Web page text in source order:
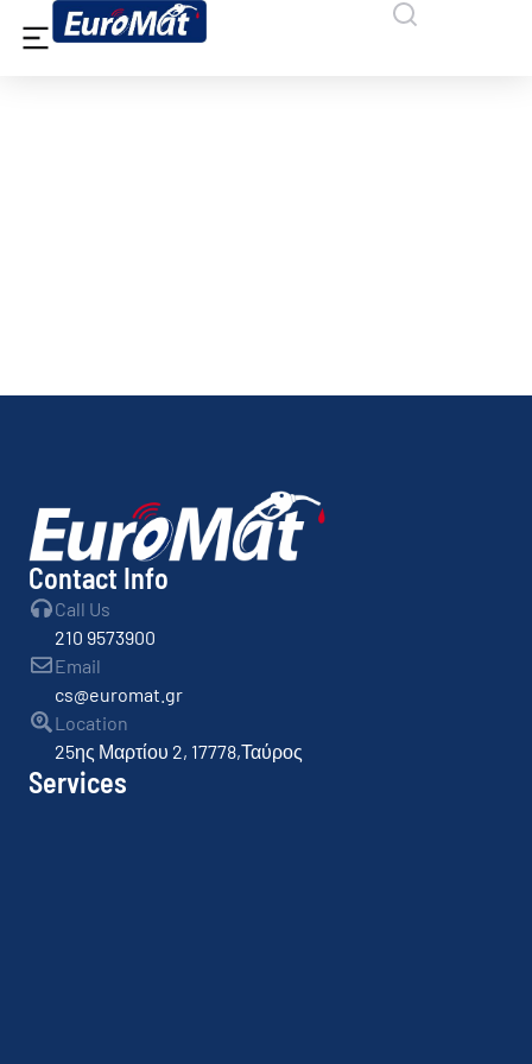
Contact Info
Call Us
210 9573900
Email
cs@euromat.gr
Location
25ης Μαρτίου 2, 17778,Ταύρος
Services